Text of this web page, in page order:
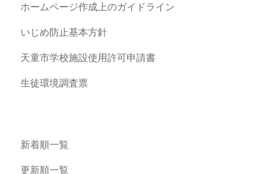
ホームページ作成上のガイドライン
いじめ防止基本方針
天童市学校施設使用許可申請書
生徒環境調査票
新着順一覧
更新順一覧